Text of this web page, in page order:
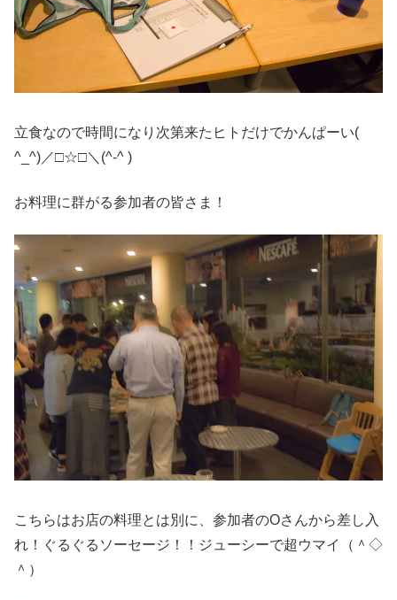
立食なので時間になり次第来たヒトだけでかんぱーい(
^_^)／□☆□＼(^-^ )
お料理に群がる参加者の皆さま！
こちらはお店の料理とは別に、参加者のOさんから差し入
れ！ぐるぐるソーセージ！！ジューシーで超ウマイ（＾◇
＾）